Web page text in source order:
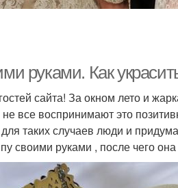
руками. Как
сайта! За окном лето и
все воспринимают это
таких случаев люди и
своими руками , после чего